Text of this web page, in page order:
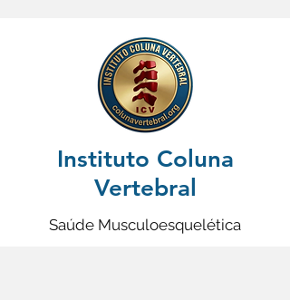
Instituto Coluna
Vertebral
Saúde Musculoesquelética